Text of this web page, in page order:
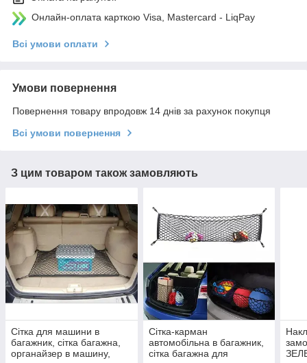
Онлайн-оплата карткою Visa, Mastercard - LiqPay
Всі умови оплати
Умови повернення
Повернення товару впродовж 14 днів за рахунок покупця
Всі умови повернення
З цим товаром також замовляють
Сітка для машини в
багажник, сітка багажна,
органайзер в машину,
Сітка-карман
автомобільна в багажник,
сітка багажна для